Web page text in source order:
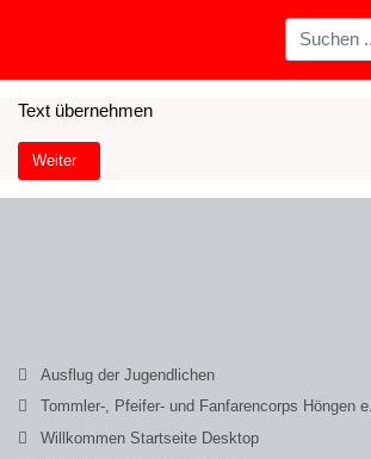
Text übernehmen
Nächster Beitrag: Willkommen Startseite Tablet
Weiter
Ausflug der Jugendlichen
Tommler-, Pfeifer- und Fanfarencorps Höngen
Willkommen Startseite Desktop